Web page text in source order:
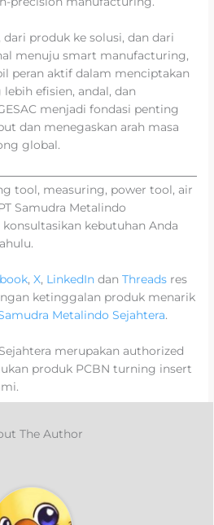
produk ke solusi, dan dari
menuju smart manufacturing,
peran aktif dalam menciptakan
efisien, andal, dan
menjadi fondasi penting
dan menegaskan arah masa
global.
tool, measuring, power tool, air
Samudra Metalindo
konsultasikan kebutuhan Anda
,X, LinkedIndanThreads res
ketinggalan produk menarik
Metalindo Sejahtera.
merupakan authorized
produk PCBN turning insert
The Author